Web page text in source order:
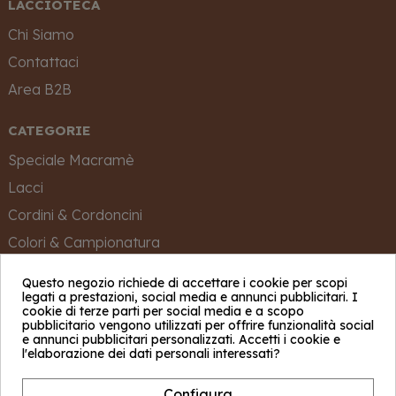
LACCIOTECA
Chi Siamo
Contattaci
Area B2B
CATEGORIE
Speciale Macramè
Lacci
Cordini & Cordoncini
Colori & Campionatura
HAI BISOGNO DI AIUTO?
Contattaci
Questo negozio richiede di accettare i cookie per scopi
legati a prestazioni, social media e annunci pubblicitari. I
cookie di terze parti per social media e a scopo
pubblicitario vengono utilizzati per offrire funzionalità social
e annunci pubblicitari personalizzati. Accetti i cookie e
l'elaborazione dei dati personali interessati?